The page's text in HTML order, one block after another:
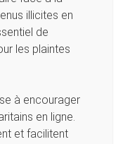
illicites en
de
les plaintes
à encourager
en ligne.
et facilitent